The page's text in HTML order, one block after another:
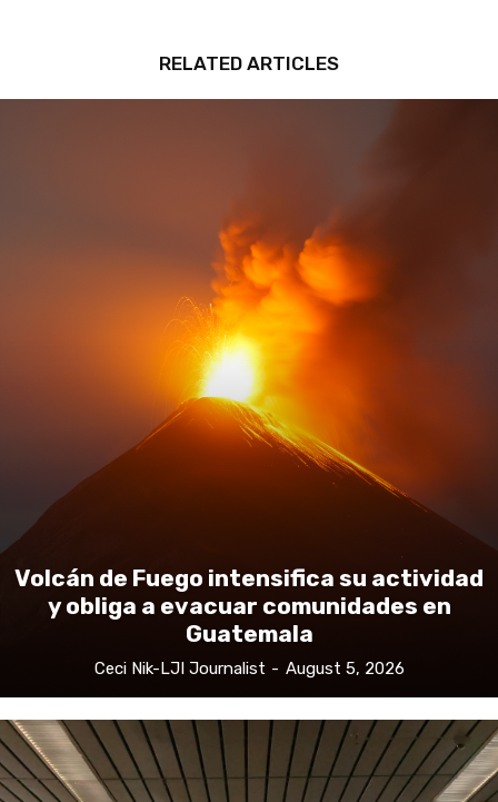
RELATED ARTICLES
Volcán de Fuego intensifica su actividad
y obliga a evacuar comunidades en
Guatemala
Ceci Nik-LJI Journalist - August 5, 2026